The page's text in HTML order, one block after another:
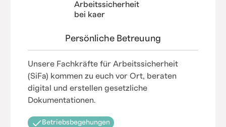
Persönliche Betreuung
Unsere Fachkräfte für Arbeitssicherheit
(SiFa) kommen zu euch vor Ort, beraten
digital und erstellen gesetzliche
Dokumentationen.
Betriebsbegehungen